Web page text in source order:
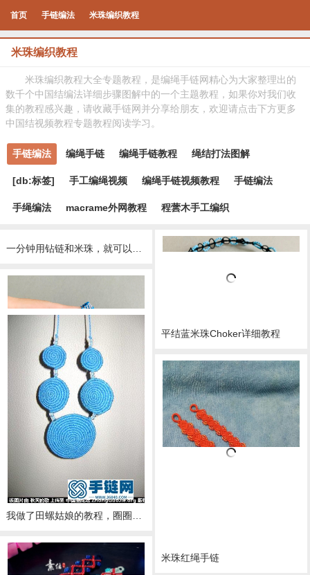
首页 手链编法 米珠编织教程
米珠编织教程
米珠编织教程大全专题教程，是编绳手链网精心为大家整理出的
数千个中国结编法详细步骤图解中的一个主题教程，如果你对我们收
集的教程感兴趣，请收藏手链网并分享给朋友，欢迎请点击下方更多
中国结视频教程专题教程阅读学习。
手链编法 编绳手链 编绳手链教程 绳结打法图解
[db:标签] 手工编绳视频 编绳手链视频教程 手链编法
手绳编法 macrame外网教程 程蕓木手工编织
平结蓝米珠Choker详细教程
米珠红绳手链